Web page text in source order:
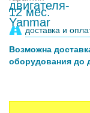
12 мес.
доставка и
Возможна
оборудования до